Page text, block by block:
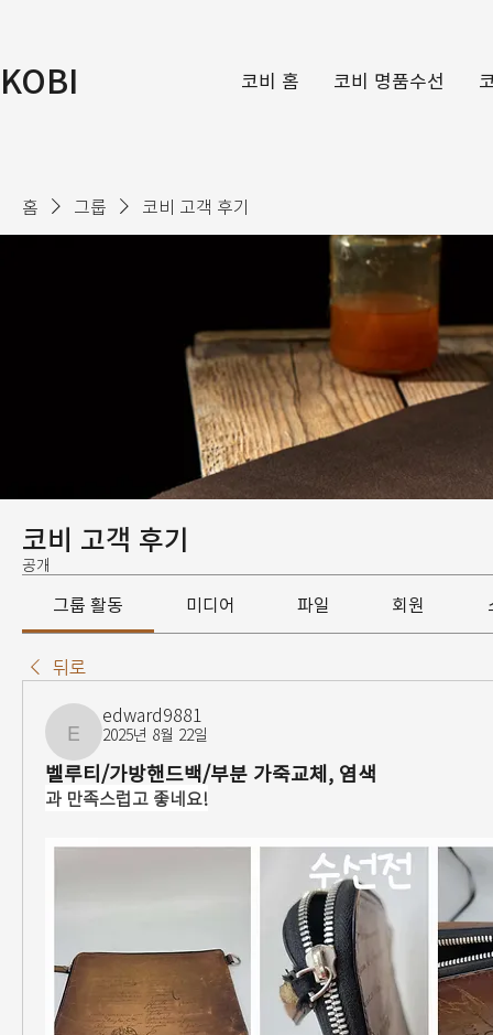
KOBI 코비 홈 코비 명품수선
홈 그룹 코비 고객 후기
코비 고객 후기
공개
그룹 활동 미디어 파일 회원
뒤로
edward9881
edward9881
2025년 8월 22일
벨루티/가방핸드백/부분 가죽교체, 염색
과 만족스럽고 좋네요!